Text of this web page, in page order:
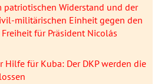
Widerstand und der
militärischen Einheit gegen den
für Präsident Nicolás
Hilfe für Kuba: Der DKP werden die